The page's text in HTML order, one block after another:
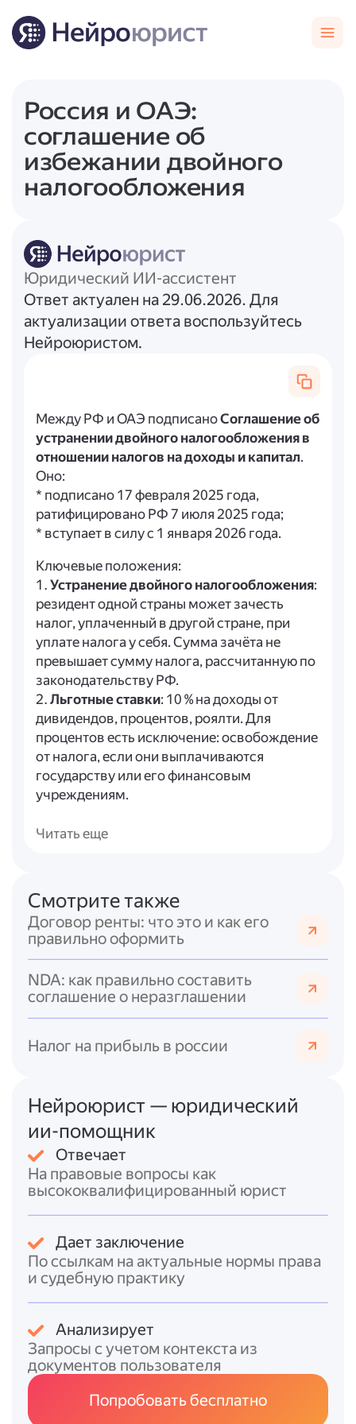
Россия и ОАЭ:
соглашение об
избежании двойного
налогообложения
Юридический ИИ-ассистент
Ответ актуален на 29.06.2026. Для
актуализации ответа воспользуйтесь
Нейроюристом.
Между РФ и ОАЭ подписаноСоглашение об
устранении двойного налогообложения в
отношении налогов на доходы и капитал.
Оно:
* подписано 17 февраля 2025 года,
ратифицировано РФ 7 июля 2025 года;
* вступает в силу с 1 января 2026 года.
Ключевые положения:
1. Устранение двойного налогообложения:
резидент одной страны может зачесть
налог, уплаченный в другой стране, при
уплате налога у себя. Сумма зачёта не
превышает сумму налога, рассчитанную по
законодательству РФ.
2. Льготные ставки: 10 % на доходы от
дивидендов, процентов, роялти. Для
процентов есть исключение: освобождение
от налога, если они выплачиваются
государству или его финансовым
учреждениям.
доходов от реализации акций/паёв/долей
50 %.
4.Налогообложение дистанционной
работы: доход облагается в стране
работодателя, независимо от
5.Определение резидентства: для физлиц
— по нахождению более 183 дней в году,
для организаций — по месту управления,
учреждения и т.?д..
компетентным органом государства.
Прекращение действия
: возможно
через 5 лет после вступления в силу, с
уведомлением за 6 месяцев.
Норма НК РФ (п. 3 ст. 311) закрепляет
с положениями Соглашения. Разъяснения
Минфина подчёркивают необходимость
документального подтверждения
резидентства и уплаты налога за рубежом
для применения льгот.
Итоговый ответ
устранении двойного налогообложения
Читать еще
Смотрите также
Договор ренты: что это и как его
правильно оформить
NDA: как правильно составить
соглашение о неразглашении
Налог на прибыль в россии
Нейроюрист — юридический
ии-помощник
Отвечает
На правовые вопросы как
высококвалифицированный юрист
Дает заключение
По ссылкам на актуальные нормы права
и судебную практику
Анализирует
Запросы с учетом контекста из
документов пользователя
Попробовать бесплатно